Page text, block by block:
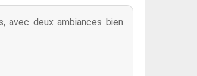
avec deux ambiances bien